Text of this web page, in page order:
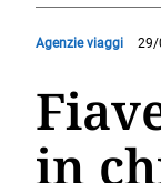
Agenzie viaggi 29/
in